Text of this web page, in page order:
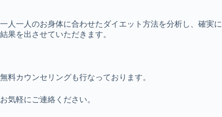
一人一人のお身体に合わせたダイエット方法を分析し、確実に
結果を出させていただきます。
無料カウンセリングも行なっております。
お気軽にご連絡ください。